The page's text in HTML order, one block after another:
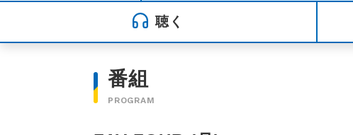
聴く
番組
PROGRAM